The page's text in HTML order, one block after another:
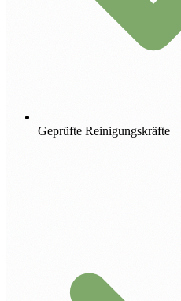
Geprüfte Reinigungskräfte